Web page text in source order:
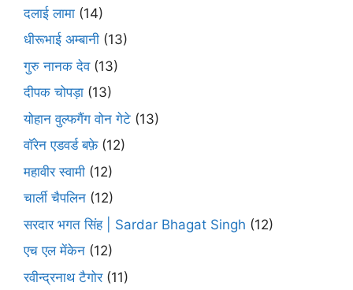
दलाई लामा (14)
धीरूभाई अम्बानी (13)
गुरु नानक देव(13)
दीपक चोपड़ा (13)
योहान वुल्फगैंग वोन गेटे (13)
वॉरेन एडवर्ड बफ़े(12)
महावीर स्वामी (12)
चार्ली चैपलिन (12)
सरदार भगत सिंह | Sardar Bhagat Singh (12)
एच एल मेंकेन (12)
रवीन्द्रनाथ टैगोर(11)